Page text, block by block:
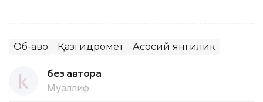
Об-ҳаво Қазгидромет Асосий янгилик
без автора
Муаллиф